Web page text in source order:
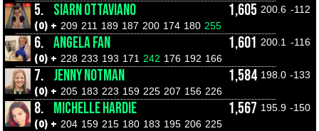
5. SIARN OTTAVIANO 1,605 200.6 -112
(0) + 209 211 189 187 200 174 180 255
6. ANGELA FAN 1,601 200.1 -116
(0) + 228 233 193 171 242 176 192 166
7. JENNY NOTMAN 1,584 198.0 -133
(0) + 205 183 223 159 225 207 156 226
8. MICHELLE HARDIE 1,567 195.9 -150
(0) + 204 159 215 180 183 195 206 225